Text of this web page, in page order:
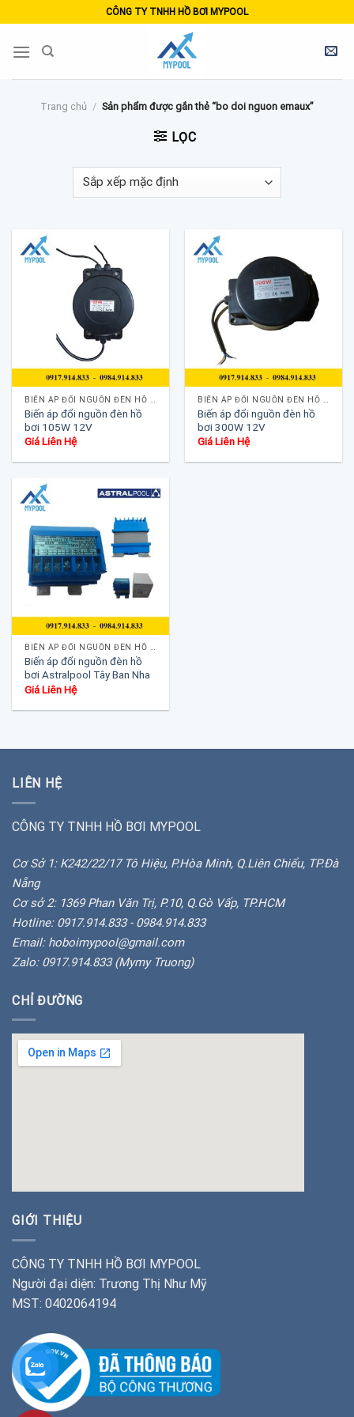
to
content
CÔNG TY TNHH HỒ BƠI MYPOOL
Trang chủ / Sản phẩm được gắn thẻ “bo doi nguon emaux”
LỌC
Biến áp đổi nguồn đèn hồ
bơi 105W 12V
Giá Liên Hệ
Biến áp đổi nguồn đèn hồ
bơi 300W 12V
Giá Liên Hệ
BIẾN ÁP ĐỔI NGUỒN ĐÈN HỒ BƠI
Biến áp đổi nguồn đèn hồ
bơi Astralpool Tây Ban Nha
Giá Liên Hệ
LIÊN HỆ
CÔNG TY TNHH HỒ BƠI MYPOOL
Cơ Sở 1: K242/22/17 Tô Hiệu, P.Hòa Minh, Q.Liên Chiểu, TP.Đà
Nẵng
Cơ sở 2: 1369 Phan Văn Trị, P.10, Q.Gò Vấp, TP.HCM
Hotline: 0917.914.833 - 0984.914.833
Email: hoboimypool@gmail.com
Zalo: 0917.914.833 (Mymy Truong)
CHỈ ĐƯỜNG
GIỚI THIỆU
CÔNG TY TNHH HỒ BƠI MYPOOL
Người đại diện: Trương Thị Như Mỹ
MST: 0402064194